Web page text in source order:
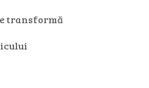
transformă